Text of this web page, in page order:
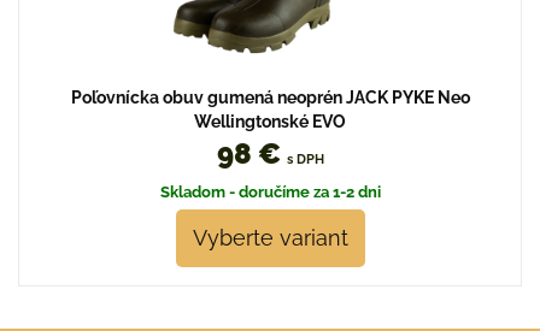
Poľovnícka obuv gumená neoprén JACK PYKE Neo
Wellingtonské EVO
98 € s DPH
Skladom - doručíme za 1-2 dni
Vyberte variant